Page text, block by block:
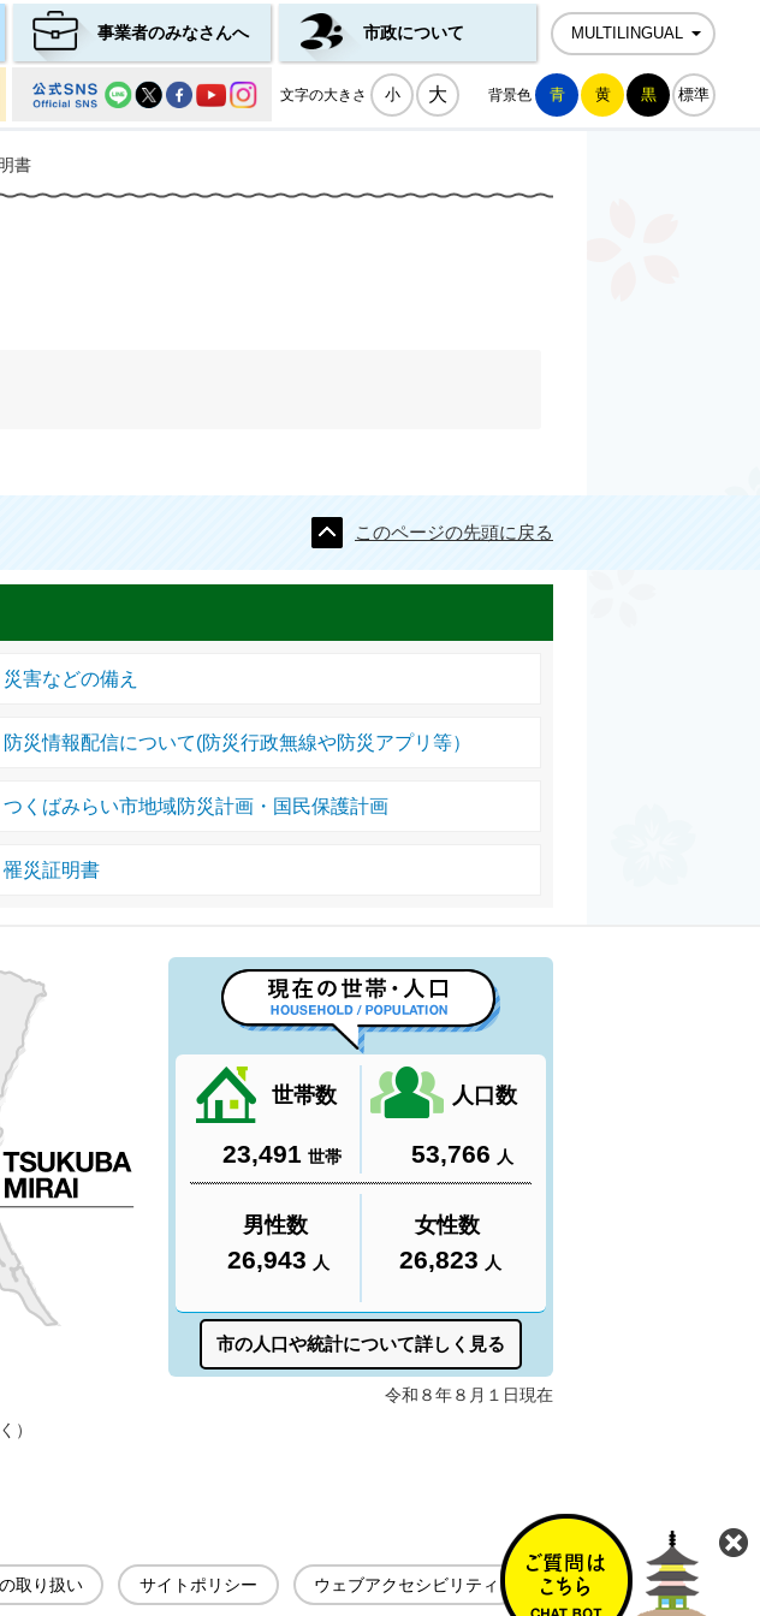
事業者のみなさんへ 市政について MULTILINGUAL
文字の大きさ 小 大 背景色 青 黄 黒 標準
書
このページの先頭に戻る
災害などの備え
防災情報配信について(防災行政無線や防災アプリ等）
つくばみらい市地域防災計画・国民保護計画
罹災証明書
）
取り扱い サイトポリシー ウェブアクセシビリティ